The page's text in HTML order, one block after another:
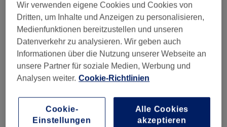
Augenbrauen &
Wimpernbehandlungen
(10)
ab 15 €
Gesichtsbehandlungen (44) ab 20 €
Permanent Make-Up (13) ab 20 €
Make-Up (7) ab 20 €
Content Modelle (14) ab 30 €
Wir verwenden eigene Cookies und Cookies von
Dritten, um Inhalte und Anzeigen zu personalisieren,
Medienfunktionen bereitzustellen und unseren
Datenverkehr zu analysieren. Wir geben auch
Informationen über die Nutzung unserer Webseite an
unsere Partner für soziale Medien, Werbung und
Analysen weiter. Cookie-Richtlinien
Cookie-
Einstellungen
Alle Cookies
akzeptieren